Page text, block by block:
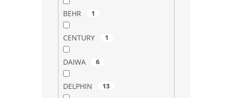
BEHR 1
CENTURY 1
DAIWA 6
DELPHIN 13